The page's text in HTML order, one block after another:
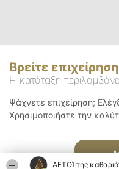
ΑΕΤΟΊ της
Βρείτε επιχείρηση
Η κατάταξη
Ψάχνετε επιχείρηση;
Χρησιμοποιήστε την